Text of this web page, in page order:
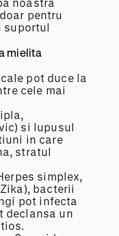
pentru
suportul
mielita
pot duce la
cele mai
si lupusul
in care
stratul
simplex,
bacterii
pot infecta
declansa un